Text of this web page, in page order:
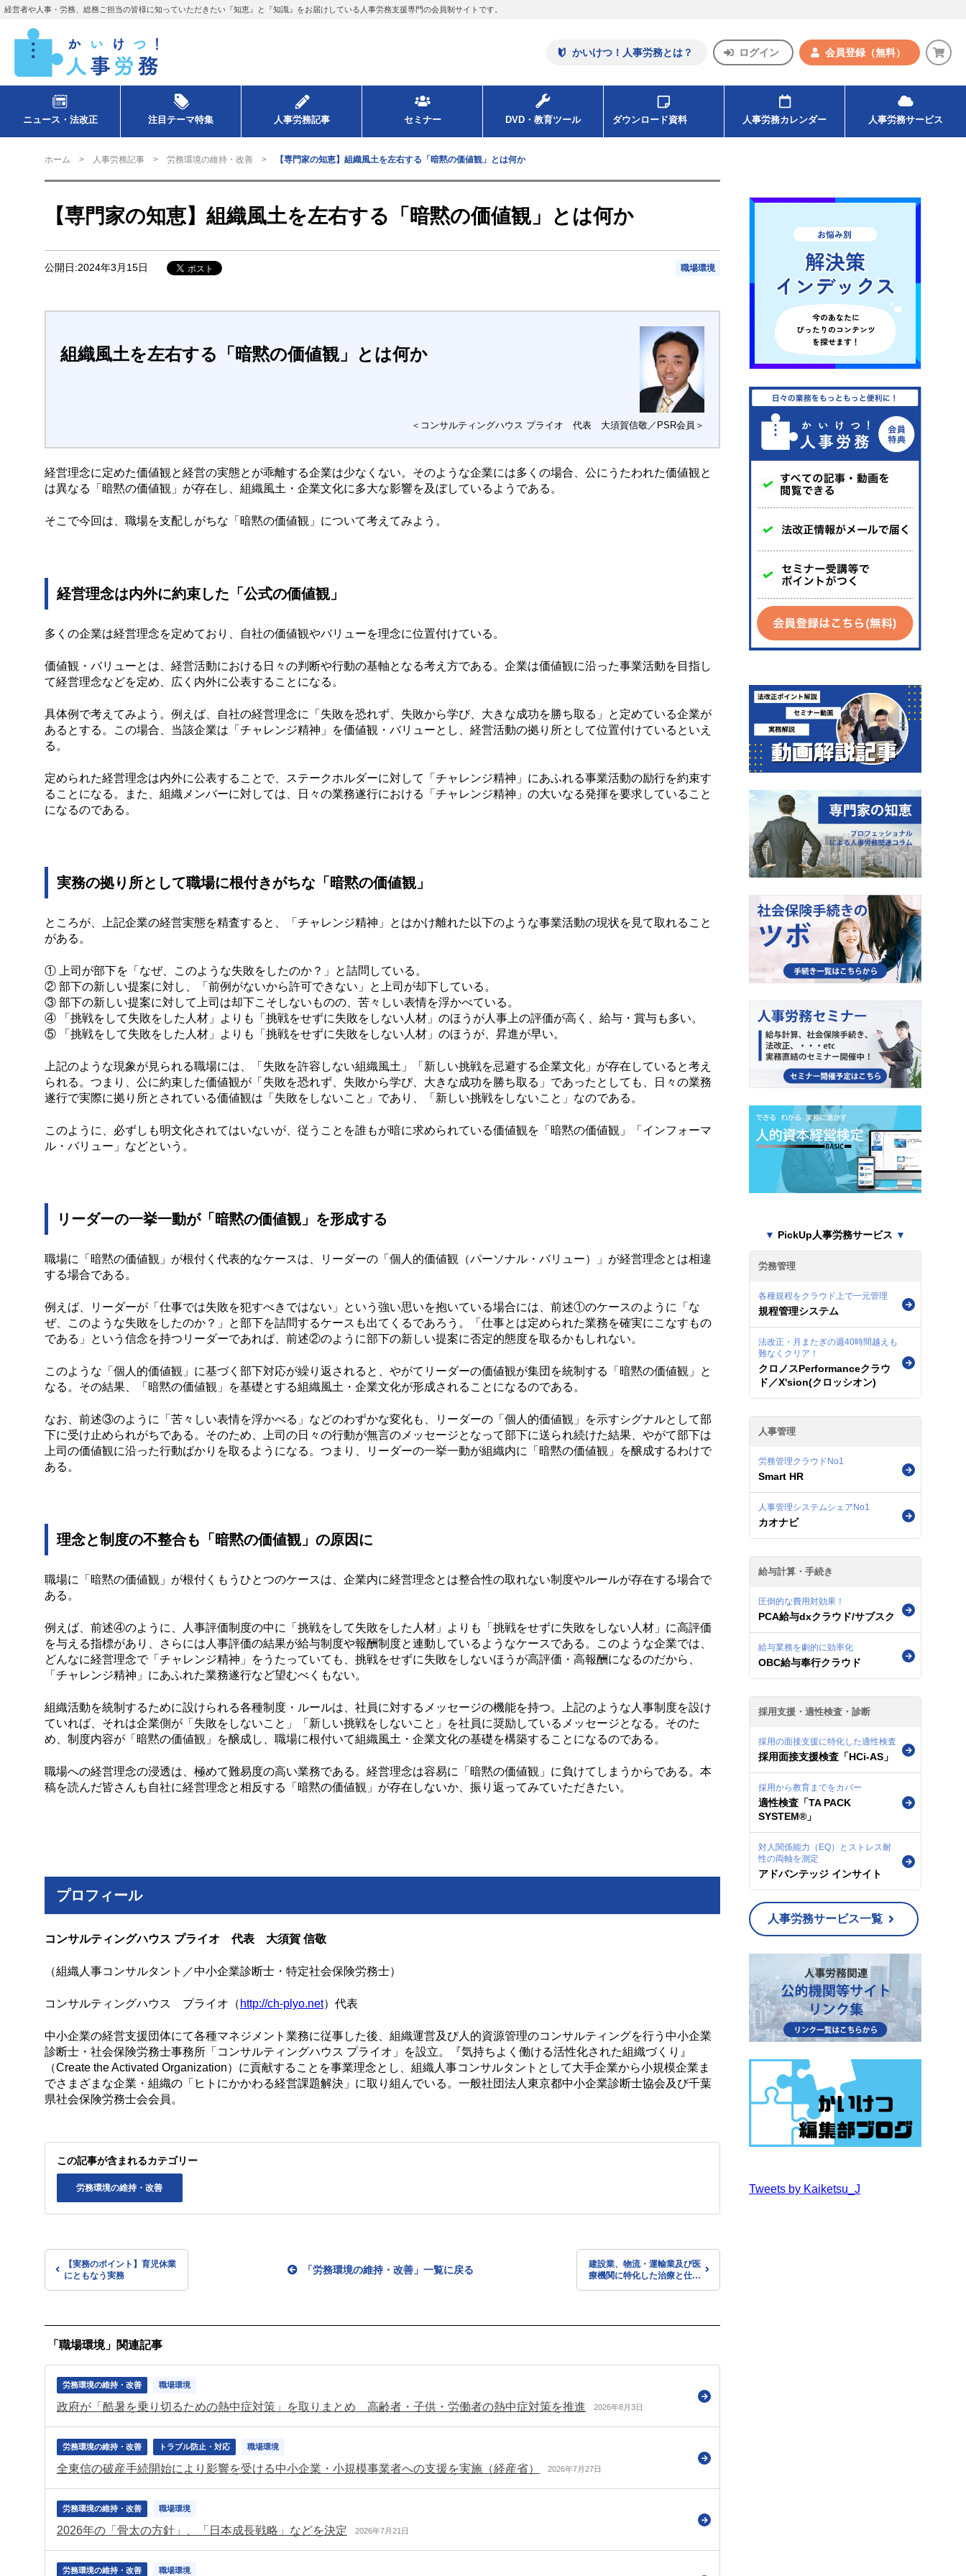
経営者や人事・労務、総務ご担当の皆様に知っていただきたい『知恵』と『知識』をお届けしている人事労務支援専門の会員制サイトです。
かいけつ！人事労務とは？ ログイン 会員登録 （無料）
ニュース・法改正 注目テーマ特集 人事労務記事 セミナー DVD・教育ツール ダウンロード資料 人事労務カレンダー 人事労務サービス
ホーム 人事労務記事 労務環境の維持・改善 【専門家の知恵】組織風土を左右する「暗黙の価値観」とは何か
【専門家の知恵】組織風土を左右する「暗黙の価値観」とは何か
公開日:2024年3月15日 職場環境
組織風土を左右する「暗黙の価値観」とは何か
＜コンサルティングハウス プライオ 代表 大須賀信敬／PSR会員＞
経営理念に定めた価値観と経営の実態とが乖離する企業は少なくない。そのような企業には多くの場合、公にうたわれた価値観と
は異なる「暗黙の価値観」が存在し、組織風土・企業文化に多大な影響を及ぼしているようである。
そこで今回は、職場を支配しがちな「暗黙の価値観」について考えてみよう。
経営理念は内外に約束した「公式の価値観」
多くの企業は経営理念を定めており、自社の価値観やバリューを理念に位置付けている。
価値観・バリューとは、経営活動における日々の判断や行動の基軸となる考え方である。企業は価値観に沿った事業活動を目指し
て経営理念などを定め、広く内外に公表することになる。
具体例で考えてみよう。例えば、自社の経営理念に「失敗を恐れず、失敗から学び、大きな成功を勝ち取る」と定めている企業が
あるとする。この場合、当該企業は「チャレンジ精神」を価値観・バリューとし、経営活動の拠り所として位置付けているといえ
る。
定められた経営理念は内外に公表することで、ステークホルダーに対して「チャレンジ精神」にあふれる事業活動の励行を約束す
ることになる。また、組織メンバーに対しては、日々の業務遂行における「チャレンジ精神」の大いなる発揮を要求していること
になるのである。
実務の拠り所として職場に根付きがちな「暗黙の価値観」
ところが、上記企業の経営実態を精査すると、「チャレンジ精神」とはかけ離れた以下のような事業活動の現状を見て取れること
がある。
① 上司が部下を「なぜ、このような失敗をしたのか？」と詰問している。
② 部下の新しい提案に対し、「前例がないから許可できない」と上司が却下している。
③ 部下の新しい提案に対して上司は却下こそしないものの、苦々しい表情を浮かべている。
④ 「挑戦をして失敗をした人材」よりも「挑戦をせずに失敗をしない人材」のほうが人事上の評価が高く、給与・賞与も多い。
⑤ 「挑戦をして失敗をした人材」よりも「挑戦をせずに失敗をしない人材」のほうが、昇進が早い。
上記のような現象が見られる職場には、「失敗を許容しない組織風土」「新しい挑戦を忌避する企業文化」が存在していると考え
られる。つまり、公に約束した価値観が「失敗を恐れず、失敗から学び、大きな成功を勝ち取る」であったとしても、日々の業務
遂行で実際に拠り所とされている価値観は「失敗をしないこと」であり、「新しい挑戦をしないこと」なのである。
このように、必ずしも明文化されてはいないが、従うことを誰もが暗に求められている価値観を「暗黙の価値観」「インフォーマ
ル・バリュー」などという。
リーダーの一挙一動が「暗黙の価値観」を形成する
職場に「暗黙の価値観」が根付く代表的なケースは、リーダーの「個人的価値観（パーソナル・バリュー）」が経営理念とは相違
する場合である。
例えば、リーダーが「仕事では失敗を犯すべきではない」という強い思いを抱いている場合には、前述①のケースのように「な
ぜ、このような失敗をしたのか？」と部下を詰問するケースも出てくるであろう。「仕事とは定められた業務を確実にこなすもの
である」という信念を持つリーダーであれば、前述②のように部下の新しい提案に否定的態度を取るかもしれない。
このような「個人的価値観」に基づく部下対応が繰り返されると、やがてリーダーの価値観が集団を統制する「暗黙の価値観」と
なる。その結果、「暗黙の価値観」を基礎とする組織風土・企業文化が形成されることになるのである。
なお、前述③のように「苦々しい表情を浮かべる」などのわずかな変化も、リーダーの「個人的価値観」を示すシグナルとして部
下に受け止められがちである。そのため、上司の日々の行動が無言のメッセージとなって部下に送られ続けた結果、やがて部下は
上司の価値観に沿った行動ばかりを取るようになる。つまり、リーダーの一挙一動が組織内に「暗黙の価値観」を醸成するわけで
ある。
理念と制度の不整合も「暗黙の価値観」の原因に
職場に「暗黙の価値観」が根付くもうひとつのケースは、企業内に経営理念とは整合性の取れない制度やルールが存在する場合で
ある。
例えば、前述④のように、人事評価制度の中に「挑戦をして失敗をした人材」よりも「挑戦をせずに失敗をしない人材」に高評価
を与える指標があり、さらには人事評価の結果が給与制度や報酬制度と連動しているようなケースである。このような企業では、
どんなに経営理念で「チャレンジ精神」をうたっていても、挑戦をせずに失敗をしないほうが高評価・高報酬になるのだから、
「チャレンジ精神」にあふれた業務遂行など望むべくもない。
組織活動を統制するために設けられる各種制度・ルールは、社員に対するメッセージの機能を持つ。上記のような人事制度を設け
ていれば、それは企業側が「失敗をしないこと」「新しい挑戦をしないこと」を社員に奨励しているメッセージとなる。そのた
め、制度内容が「暗黙の価値観」を醸成し、職場に根付いて組織風土・企業文化の基礎を構築することになるのである。
職場への経営理念の浸透は、極めて難易度の高い業務である。経営理念は容易に「暗黙の価値観」に負けてしまうからである。本
稿を読んだ皆さんも自社に経営理念と相反する「暗黙の価値観」が存在しないか、振り返ってみていただきたい。
プロフィール
コンサルティングハウス プライオ 代表 大須賀 信敬
（組織人事コンサルタント／中小企業診断士・特定社会保険労務士）
コンサルティングハウス プライオ（ http://ch-plyo.net）代表
中小企業の経営支援団体にて各種マネジメント業務に従事した後、組織運営及び人的資源管理のコンサルティングを行う中小企業
診断士・社会保険労務士事務所「コンサルティングハウス プライオ」を設立。『気持ちよく働ける活性化された組織づくり』
（Create the Activated Organization）に貢献することを事業理念とし、組織人事コンサルタントとして大手企業から小規模企業ま
でさまざまな企業・組織の「ヒトにかかわる経営課題解決」に取り組んでいる。一般社団法人東京都中小企業診断士協会及び千葉
県社会保険労務士会会員。
この記事が含まれるカテゴリー
労務環境の維持・改善
【実務のポイント】育児休業
にともなう実務
「労務環境の維持・改善」一覧に戻る
建設業、物流・運輸業及び医
療機関に特化した治療と仕事
「職場環境」関連記事
労務環境の維持・改善 職場環境
政府が「酷暑を乗り切るための熱中症対策」を取りまとめ 高齢者・子供・労働者の熱中症対策を推進 2026年8月3日
労務環境の維持・改善 トラブル防止・対応 職場環境
全東信の破産手続開始により影響を受ける中小企業・小規模事業者への支援を実施（経産省） 2026年7月27日
労務環境の維持・改善 職場環境
2026年の「骨太の方針」、「日本成長戦略」などを決定 2026年7月21日
労務環境の維持・改善 職場環境
▼ PickUp人事労務サービス ▼
労務管理
各種規程をクラウド上で一元管理
規程管理システム
法改正・月またぎの週40時間越えも
難なくクリア！
クロノスPerformanceクラウ
ド／X'sion(クロッシオン)
人事管理
労務管理クラウドNo1
Smart HR
人事管理システムシェアNo1
カオナビ
給与計算・手続き
圧倒的な費用対効果！
PCA給与dxクラウド/サブスク
給与業務を劇的に効率化
OBC給与奉行クラウド
採用支援・適性検査・診断
採用の面接支援に特化した適性検査
採用面接支援検査「HCi-AS」
採用から教育までをカバー
適性検査「TA PACK
SYSTEM®」
対人関係能力（EQ）とストレス耐
性の両軸を測定
アドバンテッジ インサイト
人事労務サービス一覧
Tweets by Kaiketsu_J